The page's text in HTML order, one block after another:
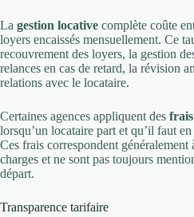
La gestion locative complète coûte
loyers encaissés mensuellement. Ce
recouvrement des loyers, la gestion
relances en cas de retard, la révision
relations avec le locataire.
Certaines agences appliquent des
lorsqu’un locataire part et qu’il faut
Ces frais correspondent
charges et ne sont pas toujours
départ.
Transparence tarifaire